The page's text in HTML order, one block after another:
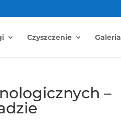
Czyszczenie Galeria
–